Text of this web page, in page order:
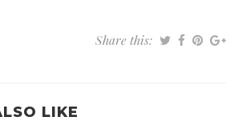
Share this:
LIKE